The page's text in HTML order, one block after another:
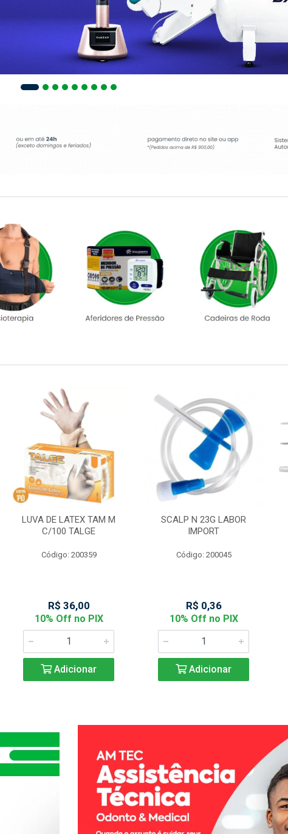
LUVA DE LATEX TAM M
C/100 TALGE
Código: 200359
R$ 36,00
10% Off no PIX
Adicionar
SCALP N 23G LABOR
IMPORT
Código: 200045
R$ 0,36
10% Off no PIX
Adicionar